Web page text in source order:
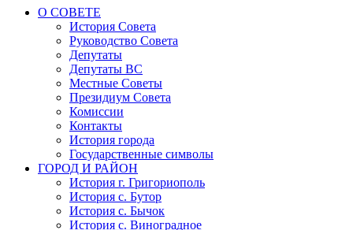
О СОВЕТЕ
История Совета
Руководство Совета
Депутаты
Депутаты ВС
Местные Советы
Президиум Совета
Комиссии
Контакты
История города
Государственные символы
ГОРОД И РАЙОН
История г. Григориополь
История с. Бутор
История с. Бычок
История с. Виноградное